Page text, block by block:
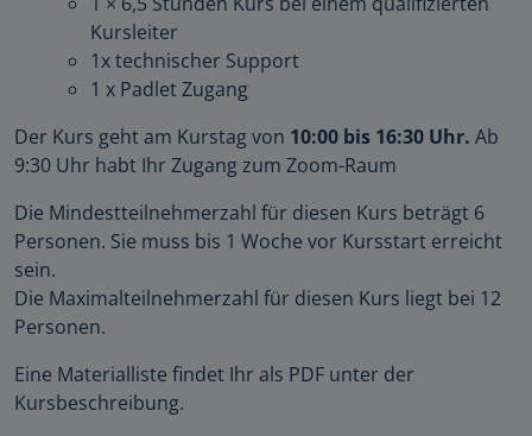
Kursleiter
1x technischer Support
1 x Padlet Zugang
Der Kurs geht am Kurstag von 10:00 bis 16:30 Uhr. Ab
9:30 Uhr habt Ihr Zugang zum Zoom-Raum
Die Mindestteilnehmerzahl für diesen Kurs beträgt 6
Personen. Sie muss bis 1 Woche vor Kursstart erreicht
sein.
Die Maximalteilnehmerzahl für diesen Kurs liegt bei 12
Personen.
Eine Materialliste findet Ihr als PDF unter der
Kursbeschreibung.